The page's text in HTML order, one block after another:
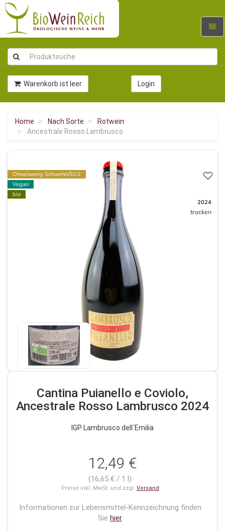
Warenkorb ist leer Login
Home Nach Sorte
Rotwein
Ancestrale Rosso Lambrusco
Ohne/wenig Schwefel/SO2
Vegan
bio
2024
trocken
Cantina Puianello e Coviolo,
Ancestrale Rosso Lambrusco 2024
IGP Lambrusco dell´Emilia
12,49 €
(16,65 € / 1 l)
Preise inkl. MwSt. und zzgl. Versand
Informationen zur Lebensmittel-Kennzeichnung finden
Sie hier